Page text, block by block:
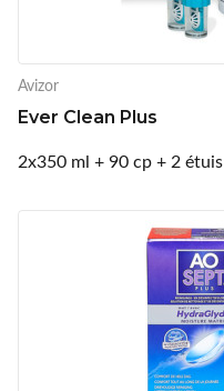
Avizor
Ever Clean Plus
2x350 ml + 90 cp + 2 étuis